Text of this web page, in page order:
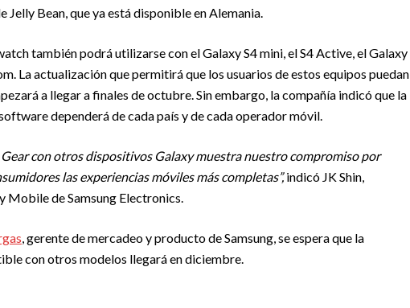
Jelly Bean, que ya está disponible en Alemania.
también podrá utilizarse con el Galaxy S4 mini, el S4 Active, el Galaxy
La actualización que permitirá que los usuarios de estos equipos puedan
a llegar a finales de octubre. Sin embargo, la compañía indicó que la
dependerá de cada país y de cada operador móvil.
con otros dispositivos Galaxy muestra nuestro compromiso por
las experiencias móviles más completas”,indicó JK Shin,
Mobile de Samsung Electronics.
, gerente de mercadeo y producto de Samsung, se espera que la
con otros modelos llegará en diciembre.